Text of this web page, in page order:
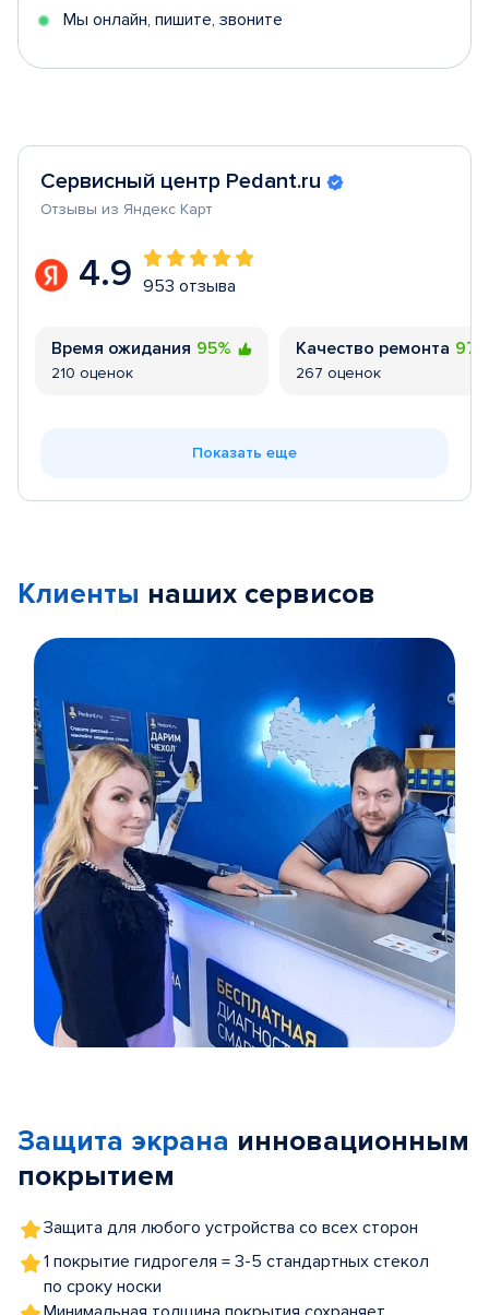
Мы онлайн, пишите, звоните
Сервисный центр Pedant.ru
Отзывы из Яндекс Карт
4.9 953 отзыва
Время ожидания 95%
210 оценок
Качество ремонта
267 оценок
Показать еще
Клиенты наших сервисов
5
Защита экрана инновационным
покрытием
Защита для любого устройства со всех сторон
1 покрытие гидрогеля = 3-5 стандартных стекол
по сроку носки